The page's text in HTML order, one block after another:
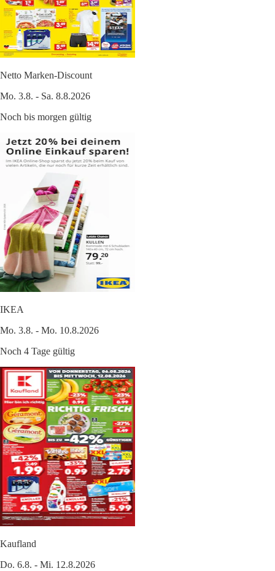
Netto Marken-Discount
Mo. 3.8. - Sa. 8.8.2026
Noch bis morgen gültig
IKEA
Mo. 3.8. - Mo. 10.8.2026
Noch 4 Tage gültig
Kaufland
Do. 6.8. - Mi. 12.8.2026